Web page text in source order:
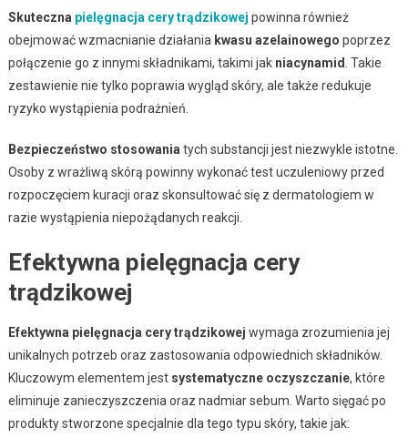
Skuteczna pielęgnacja cery trądzikowej powinna również
obejmować wzmacnianie działania kwasu azelainowego poprzez
połączenie go z innymi składnikami, takimi jak niacynamid . Takie
zestawienie nie tylko poprawia wygląd skóry, ale także redukuje
ryzyko wystąpienia podrażnień.
Bezpieczeństwo stosowania tych substancji jest niezwykle istotne.
Osoby z wrażliwą skórą powinny wykonać test uczuleniowy przed
rozpoczęciem kuracji oraz skonsultować się z dermatologiem w
razie wystąpienia niepożądanych reakcji.
Efektywna pielęgnacja cery
trądzikowej
Efektywna pielęgnacja cery trądzikowej wymaga zrozumienia jej
unikalnych potrzeb oraz zastosowania odpowiednich składników.
Kluczowym elementem jest systematyczne oczyszczanie, które
eliminuje zanieczyszczenia oraz nadmiar sebum. Warto sięgać po
produkty stworzone specjalnie dla tego typu skóry, takie jak: